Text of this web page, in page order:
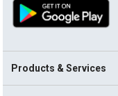
Products & Services